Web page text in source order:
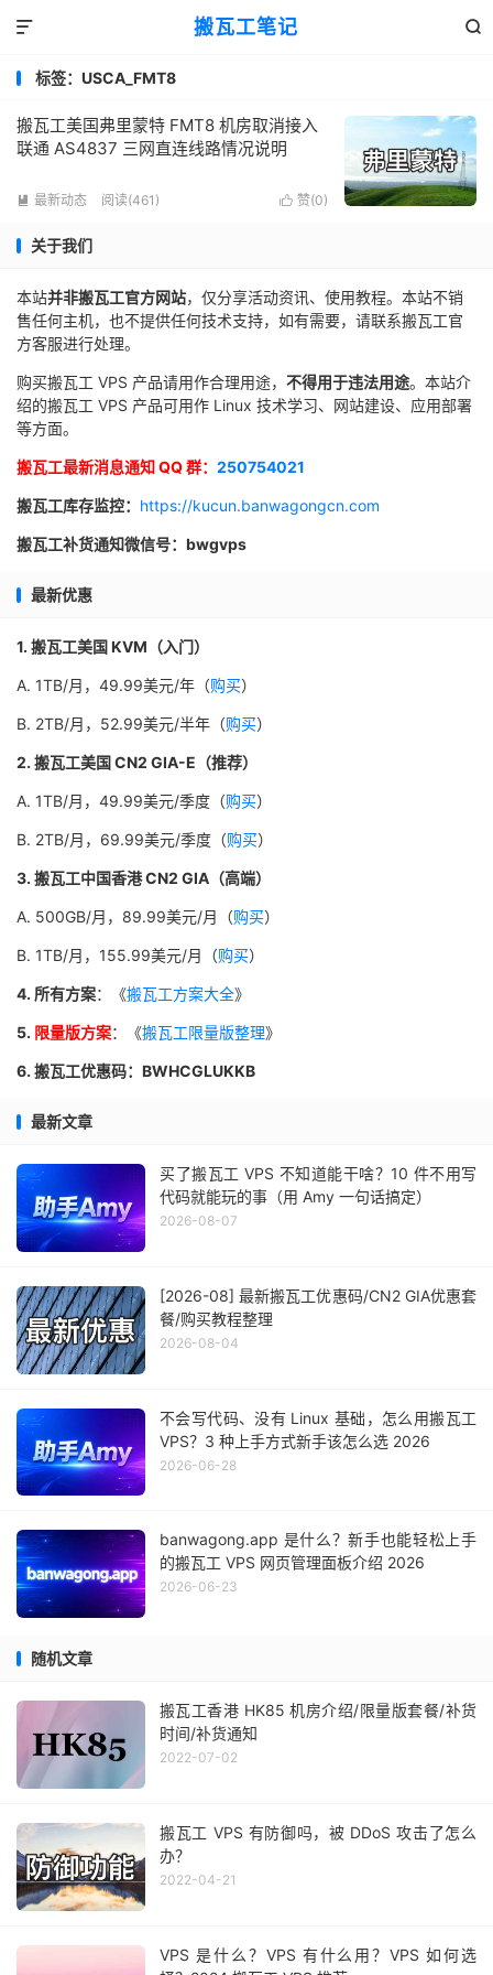
搬瓦工笔记 

标签：USCA_FMT8
搬瓦工美国弗里蒙特 FMT8 机房取消接入
联通 AS4837 三网直连线路情况说明
 最新动态 阅读(461)  赞(0)
关于我们
本站并非搬瓦工官方网站，仅分享活动资讯、使用教程。本站不销
售任何主机，也不提供任何技术支持，如有需要，请联系搬瓦工官
方客服进行处理。
购买搬瓦工 VPS 产品请用作合理用途， 不得用于违法用途。本站介
绍的搬瓦工 VPS 产品可用作 Linux 技术学习、网站建设、应用部署
等方面。
搬瓦工最新消息通知 QQ 群： 250754021
搬瓦工库存监控： https://kucun.banwagongcn.com
搬瓦工补货通知微信号：bwgvps
最新优惠
1. 搬瓦工美国 KVM（入门）
A. 1TB/月，49.99美元/年（购买）
B. 2TB/月，52.99美元/半年（购买）
2. 搬瓦工美国 CN2 GIA-E（推荐）
A. 1TB/月，49.99美元/季度（购买）
B. 2TB/月，69.99美元/季度（购买）
3. 搬瓦工中国香港 CN2 GIA（高端）
A. 500GB/月，89.99美元/月（购买）
B. 1TB/月，155.99美元/月（购买）
4. 所有方案：《搬瓦工方案大全》
5. 限量版方案：《搬瓦工限量版整理》
6. 搬瓦工优惠码：BWHCGLUKKB
最新文章
买了搬瓦工 VPS 不知道能干啥？10 件不用写
代码就能玩的事（用 Amy 一句话搞定）
2026-08-07
[2026-08] 最新搬瓦工优惠码/CN2 GIA优惠套
餐/购买教程整理
2026-08-04
不会写代码、没有 Linux 基础，怎么用搬瓦工
VPS？3 种上手方式新手该怎么选 2026
2026-06-28
banwagong.app 是什么？新手也能轻松上手
的搬瓦工 VPS 网页管理面板介绍 2026
2026-06-23
随机文章
搬瓦工香港 HK85 机房介绍/限量版套餐/补货
时间/补货通知
2022-07-02
搬瓦工 VPS 有防御吗，被 DDoS 攻击了怎么
办？
2022-04-21
VPS 是什么？VPS 有什么用？VPS 如何选